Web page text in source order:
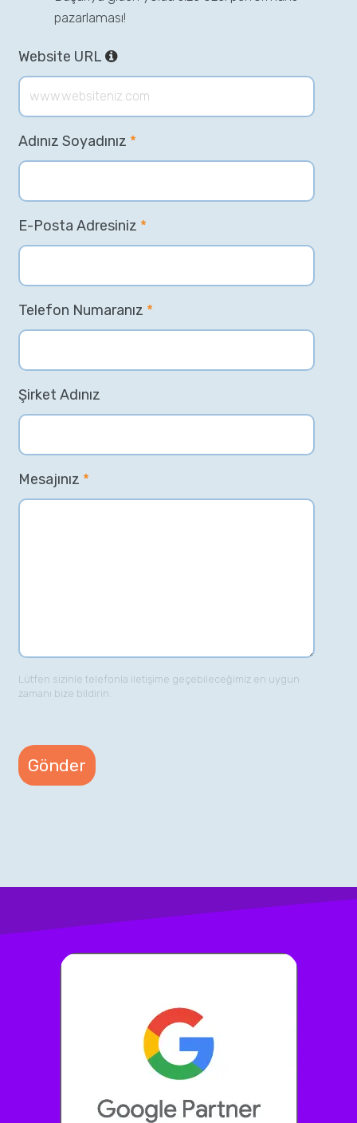
pazarlaması!
Website URL
Adınız Soyadınız *
E-Posta Adresiniz *
Telefon Numaranız *
Şirket Adınız
Mesajınız *
Lütfen sizinle telefonla iletişime geçebileceğimiz en uygun
zamanı bize bildirin.